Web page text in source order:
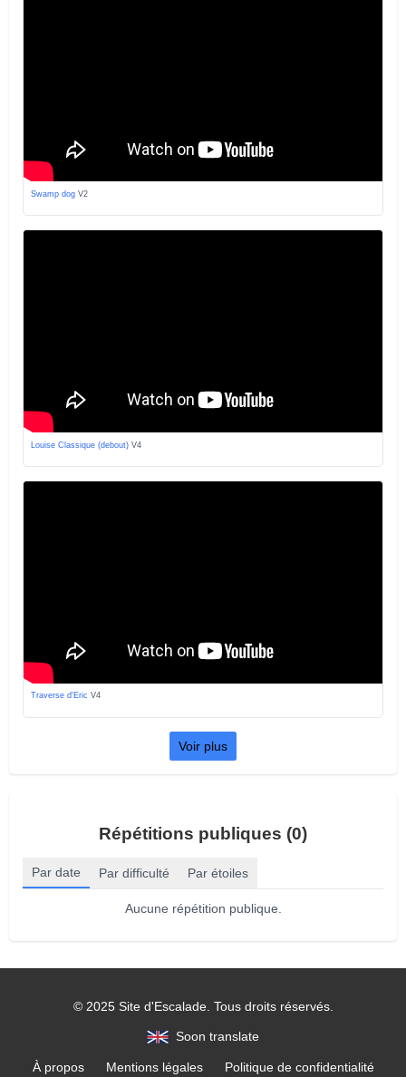
Swamp dog V2
Louise Classique (debout) V4
Traverse d'Eric V4
Voir plus
Répétitions publiques (0)
Par date Par difficulté Par étoiles
Aucune répétition publique.
© 2025 Site d'Escalade. Tous droits réservés.
Soon translate
À propos Mentions légales Politique de confidentialité